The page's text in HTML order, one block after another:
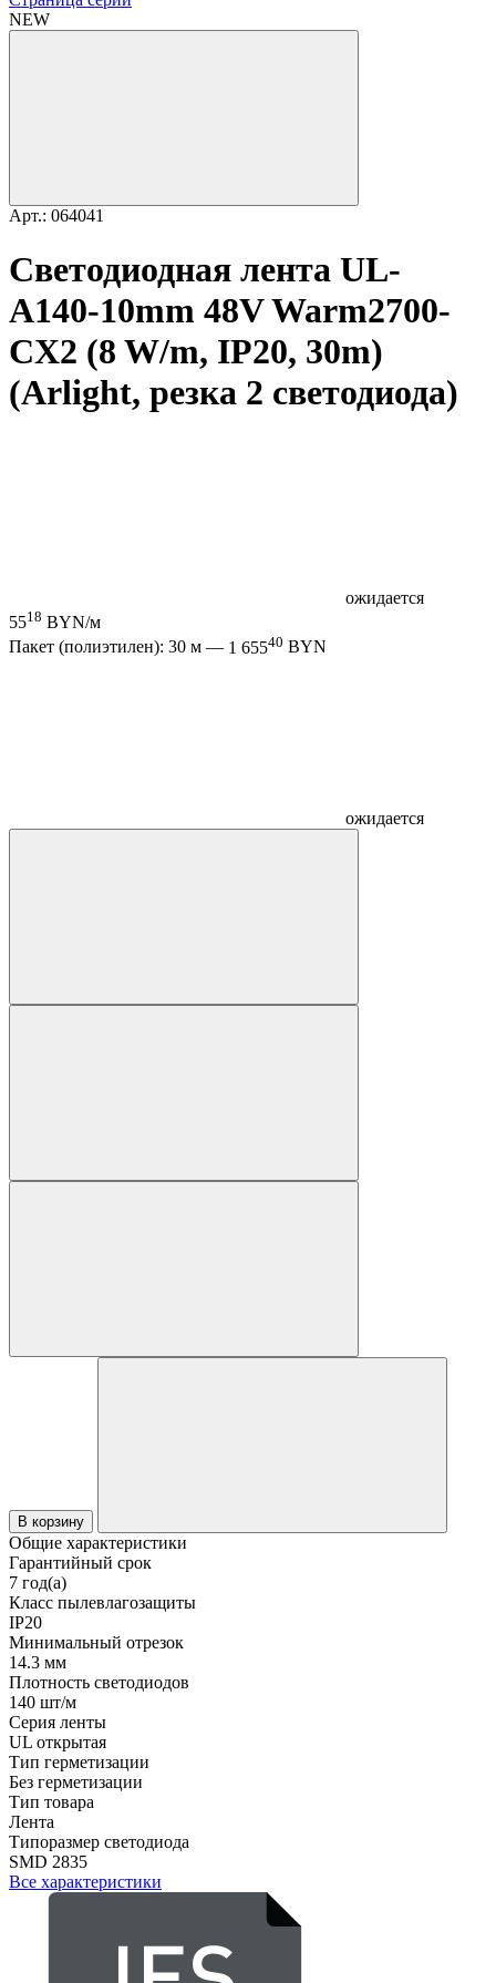
NEW
Арт.: 064041
Светодиодная лента UL-
A140-10mm 48V Warm2700-
CX2 (8 W/m, IP20, 30m)
(Arlight, резка 2 светодиода)
ожидается
5518 BYN/м
Пакет (полиэтилен): 30 м — 1 65540 BYN
ожидается
В корзину
Общие характеристики
Гарантийный срок
7 год(а)
Класс пылевлагозащиты
IP20
Минимальный отрезок
14.3 мм
Плотность светодиодов
140 шт/м
Серия ленты
UL открытая
Тип герметизации
Без герметизации
Тип товара
Лента
Типоразмер светодиода
SMD 2835
Все характеристики